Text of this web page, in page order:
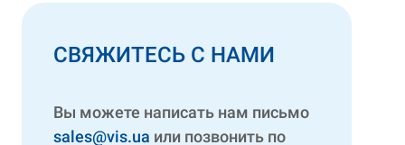
СВЯЖИТЕСЬ С НАМИ
Вы можете написать нам письмо
sales@vis.ua или позвонить по